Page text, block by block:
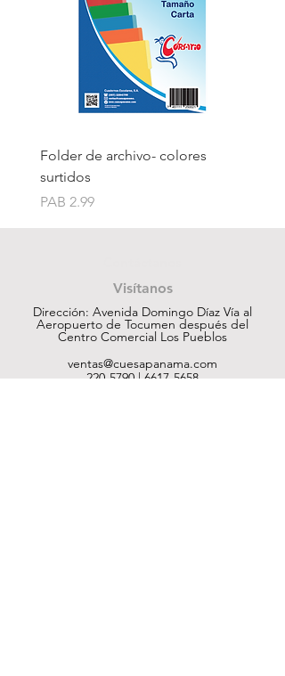
Folder de archivo- colores
surtidos
Price
PAB 2.99
Visítanos
Dirección: Avenida Domingo Díaz Vía al
Aeropuerto de Tocumen después del
Centro Comercial Los Pueblos
ventas@cuesapanama.com
220-5790|6617-5658